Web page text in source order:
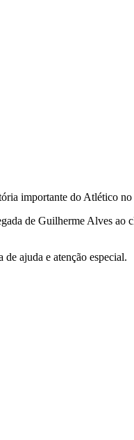
importante do Atlético
de Guilherme Alves ao
ajuda e atenção especial.